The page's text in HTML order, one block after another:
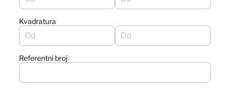
Kvadratura
Referentni broj